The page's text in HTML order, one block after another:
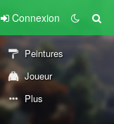
Connexion
Peintures
Joueur
Plus